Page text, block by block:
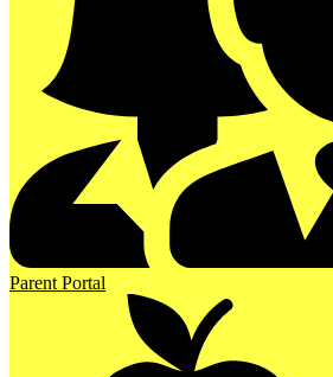
Parent Portal